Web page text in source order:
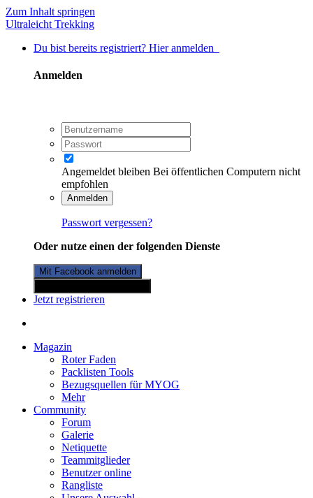
Zum Inhalt springen
Ultraleicht Trekking
Du bist bereits registriert? Hier anmelden
Anmelden
Angemeldet bleiben Bei öffentlichen Computern nicht
empfohlen
Anmelden
Passwort vergessen?
Oder nutze einen der folgenden Dienste
Mit Facebook anmelden
Jetzt registrieren
Magazin
Roter Faden
Packlisten Tools
Bezugsquellen für MYOG
Mehr
Community
Forum
Galerie
Netiquette
Teammitglieder
Benutzer online
Rangliste